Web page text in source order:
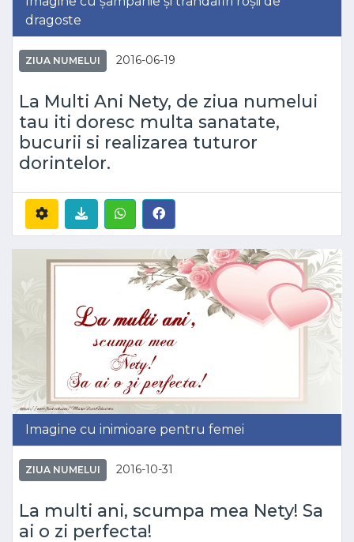
dragoste
ZIUA NUMELUI 2016-06-19
La Multi Ani Nety, de ziua numelui
tau iti doresc multa sanatate,
bucurii si realizarea tuturor
dorintelor.
Imagine cu inimioare pentru femei
ZIUA NUMELUI 2016-10-31
La multi ani, scumpa mea Nety! Sa
ai o zi perfecta!